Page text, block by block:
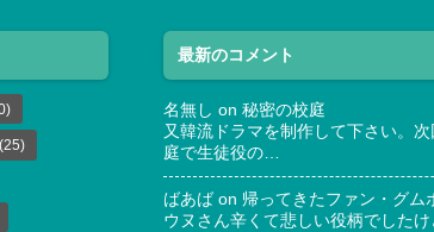
(25)
最新のコメント
名無し on 秘密の校庭
又韓流ドラマを制作して下さい。
庭で生徒役の…
ばあば on 帰ってきたファン・グム
ウヌさん辛くて悲しい役柄でした